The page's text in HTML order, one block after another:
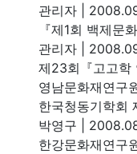
관리자
『제1회 백제문
관리자
제23회『고고학
영남문화재연구
한국청동기학회
박영구
한강문화재연구